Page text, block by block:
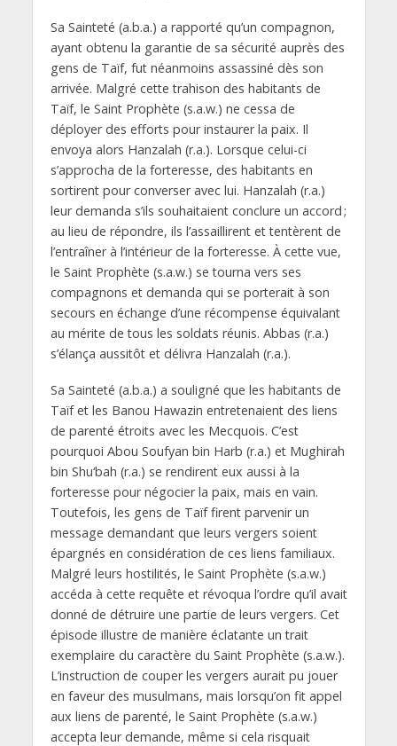
Sa Sainteté (a.b.a.) a rapporté qu’un compagnon,
ayant obtenu la garantie de sa sécurité auprès des
gens de Taïf, fut néanmoins assassiné dès son
arrivée. Malgré cette trahison des habitants de
Taïf, le Saint Prophète (s.a.w.) ne cessa de
déployer des efforts pour instaurer la paix. Il
envoya alors Hanzalah (r.a.). Lorsque celui-ci
s’approcha de la forteresse, des habitants en
sortirent pour converser avec lui. Hanzalah (r.a.)
leur demanda s’ils souhaitaient conclure un accord ;
au lieu de répondre, ils l’assaillirent et tentèrent de
l’entraîner à l’intérieur de la forteresse. À cette vue,
le Saint Prophète (s.a.w.) se tourna vers ses
compagnons et demanda qui se porterait à son
secours en échange d’une récompense équivalant
au mérite de tous les soldats réunis. Abbas (r.a.)
s’élança aussitôt et délivra Hanzalah (r.a.).
Sa Sainteté (a.b.a.) a souligné que les habitants de
Taïf et les Banou Hawazin entretenaient des liens
de parenté étroits avec les Mecquois. C’est
pourquoi Abou Soufyan bin Harb (r.a.) et Mughirah
bin Shu‘bah (r.a.) se rendirent eux aussi à la
forteresse pour négocier la paix, mais en vain.
Toutefois, les gens de Taïf firent parvenir un
message demandant que leurs vergers soient
épargnés en considération de ces liens familiaux.
Malgré leurs hostilités, le Saint Prophète (s.a.w.)
accéda à cette requête et révoqua l’ordre qu’il avait
donné de détruire une partie de leurs vergers. Cet
épisode illustre de manière éclatante un trait
exemplaire du caractère du Saint Prophète (s.a.w.).
L’instruction de couper les vergers aurait pu jouer
en faveur des musulmans, mais lorsqu’on fit appel
aux liens de parenté, le Saint Prophète (s.a.w.)
accepta leur demande, même si cela risquait